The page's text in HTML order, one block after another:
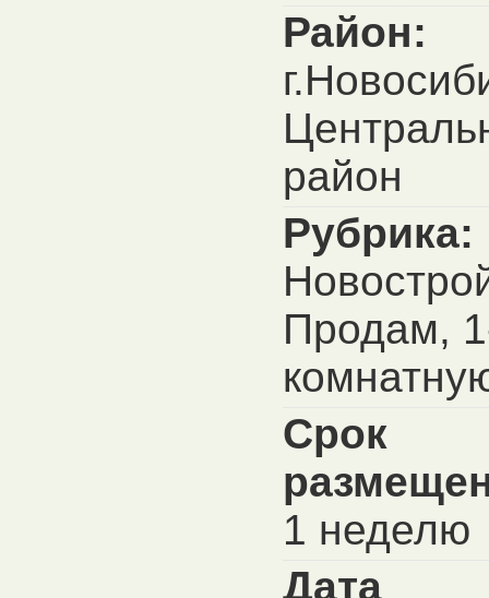
Район:
район
Рубрика:
Продам,
Срок
1 неделю
Дата